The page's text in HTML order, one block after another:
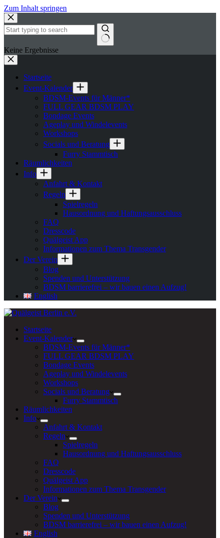
Zum Inhalt springen
Keine Ergebnisse
Startseite
Event-Kalender
BDSM-Events für Männer*
FULL GEAR BDSM PLAY
Bondage Events
Ageplay und Windelevents
Workshops
Socials und Beratung
Furry Stammtisch
Räumlichkeiten
Info
Anfahrt & Kontakt
Regeln
Spielregeln
Hausordnung und Haftungsausschluss
FAQ
Dresscode
Quälgeist App
Informationen zum Thema Transgender
Der Verein
Blog
Spenden und Unterstützung
BDSM barrierefrei – wir bauen einen Aufzug!
English
Startseite
Event-Kalender
BDSM-Events für Männer*
FULL GEAR BDSM PLAY
Bondage Events
Ageplay und Windelevents
Workshops
Socials und Beratung
Furry Stammtisch
Räumlichkeiten
Info
Anfahrt & Kontakt
Regeln
Spielregeln
Hausordnung und Haftungsausschluss
FAQ
Dresscode
Quälgeist App
Informationen zum Thema Transgender
Der Verein
Blog
Spenden und Unterstützung
BDSM barrierefrei – wir bauen einen Aufzug!
English